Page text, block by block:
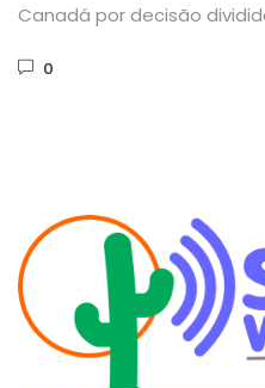
Canadá por decisão
0